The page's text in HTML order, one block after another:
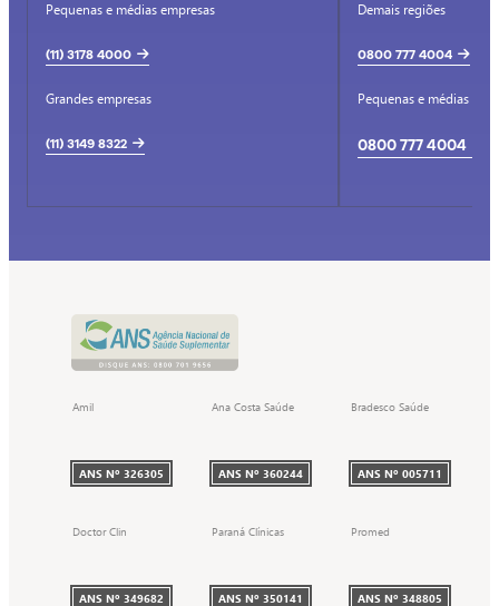
Pequenas e médias empresas
(11) 3178 4000
Grandes empresas
(11) 3149 8322
Demais regiões
0800 777 4004
Pequenas e médias
0800 777 4004
Amil
ANS Nº 326305
Ana Costa Saúde
ANS Nº 360244
Bradesco Saúde
ANS Nº 005711
Doctor Clin
ANS Nº 349682
Paraná Clínicas
ANS Nº 350141
Promed
ANS Nº 348805